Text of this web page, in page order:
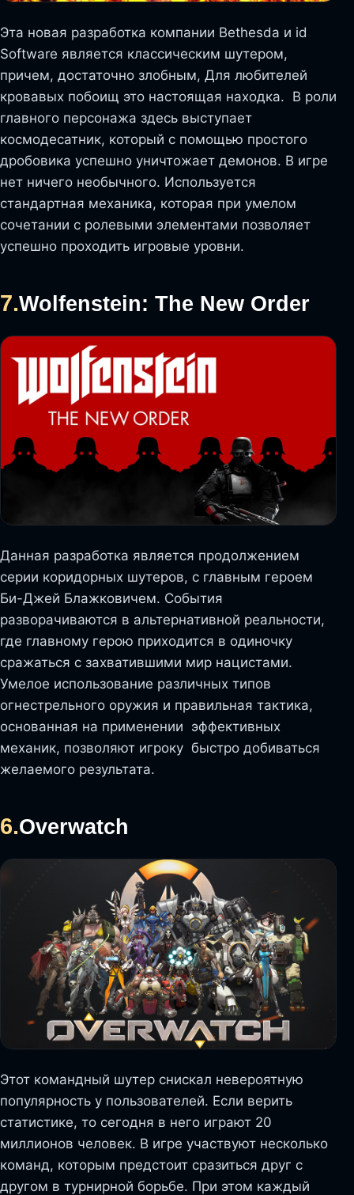
Эта новая разработка компании Bethesda и id
Software является классическим шутером,
причем, достаточно злобным, Для любителей
кровавых побоищ это настоящая находка. В роли
главного персонажа здесь выступает
космодесатник, который с помощью простого
дробовика успешно уничтожает демонов. В игре
нет ничего необычного. Используется
стандартная механика, которая при умелом
сочетании с ролевыми элементами позволяет
успешно проходить игровые уровни.
7.Wolfenstein: The New Order
Данная разработка является продолжением
серии коридорных шутеров, с главным героем
Би-Джей Блажковичем. События
разворачиваются в альтернативной реальности,
где главному герою приходится в одиночку
сражаться с захватившими мир нацистами.
Умелое использование различных типов
огнестрельного оружия и правильная тактика,
основанная на применении эффективных
механик, позволяют игроку быстро добиваться
желаемого результата.
6.Overwatch
Этот командный шутер снискал невероятную
популярность у пользователей. Если верить
статистике, то сегодня в него играют 20
миллионов человек. В игре участвуют несколько
команд, которым предстоит сразиться друг с
другом в турнирной борьбе. При этом каждый